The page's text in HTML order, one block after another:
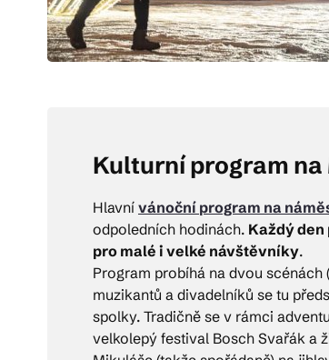
Kulturní program
Hlavní vánoční program na
odpoledních hodinách. Každý den
pro malé i velké návštěvníky.
Program probíhá na dvou
muzikantů a divadelníků se tu
spolky. Tradičně se v rámci
velkolepý festival Bosch Svařák a